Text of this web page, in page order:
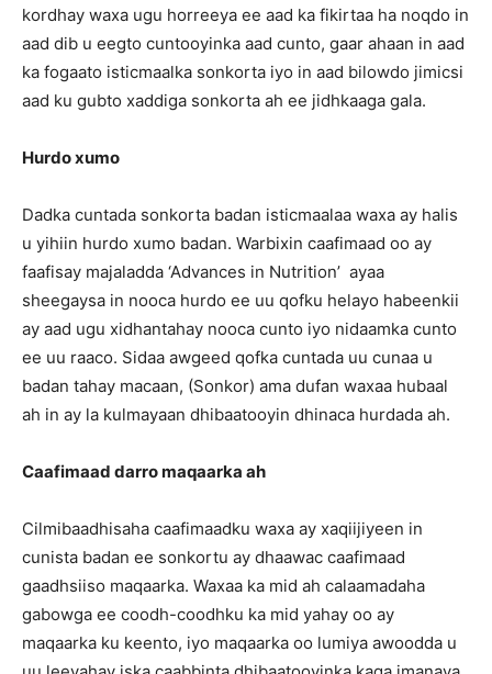
kordhay waxa ugu horreeya ee aad ka fikirtaa ha noqdo in
aad dib u eegto cuntooyinka aad cunto, gaar ahaan in aad
ka fogaato isticmaalka sonkorta iyo in aad bilowdo jimicsi
aad ku gubto xaddiga sonkorta ah ee jidhkaaga gala.
Hurdo xumo
Dadka cuntada sonkorta badan isticmaalaa waxa ay halis
u yihiin hurdo xumo badan. Warbixin caafimaad oo ay
faafisay majaladda ‘Advances in Nutrition’ ayaa
sheegaysa in nooca hurdo ee uu qofku helayo habeenkii
ay aad ugu xidhantahay nooca cunto iyo nidaamka cunto
ee uu raaco. Sidaa awgeed qofka cuntada uu cunaa u
badan tahay macaan, (Sonkor) ama dufan waxaa hubaal
ah in ay la kulmayaan dhibaatooyin dhinaca hurdada ah.
Caafimaad darro maqaarka ah
Cilmibaadhisaha caafimaadku waxa ay xaqiijiyeen in
cunista badan ee sonkortu ay dhaawac caafimaad
gaadhsiiso maqaarka. Waxaa ka mid ah calaamadaha
gabowga ee coodh-coodhku ka mid yahay oo ay
maqaarka ku keento, iyo maqaarka oo lumiya awoodda u